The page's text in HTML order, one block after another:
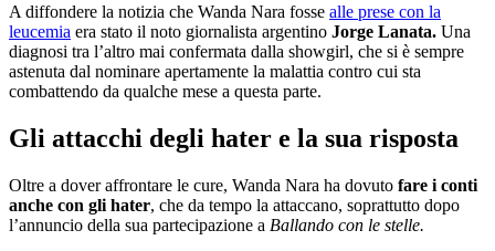
A diffondere la notizia che Wanda Nara fosse alle prese con la
leucemia era stato il noto giornalista argentino Jorge Lanata. Una
diagnosi tra l’altro mai confermata dalla showgirl, che si è sempre
astenuta dal nominare apertamente la malattia contro cui sta
combattendo da qualche mese a questa parte.
Gli attacchi degli hater e la sua risposta
Oltre a dover affrontare le cure, Wanda Nara ha dovuto fare i conti
anche con gli hater, che da tempo la attaccano, soprattutto dopo
l’annuncio della sua partecipazione a Ballando con le stelle.